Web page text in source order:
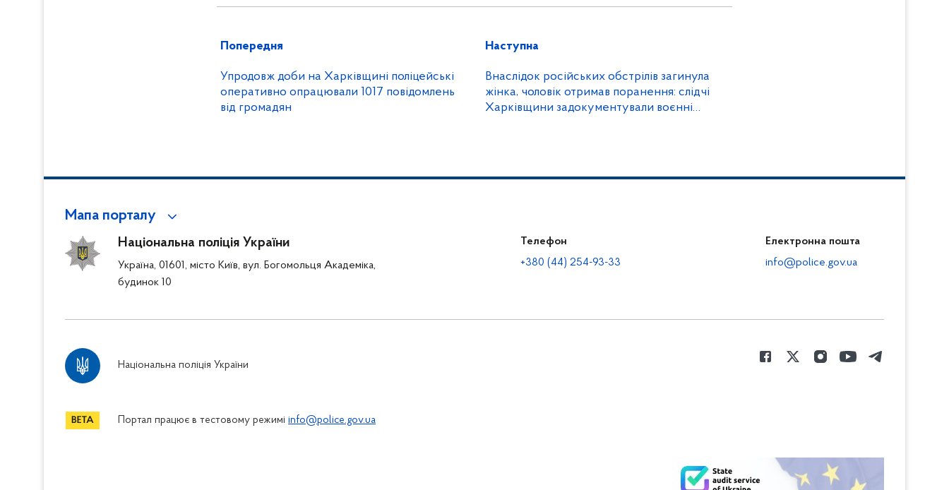
Попередня
Упродовж доби на Харківщині поліцейські
оперативно опрацювали 1017 повідомлень
від громадян
Наступна
Внаслідок російських обстрілів загинула
жінка, чоловік отримав поранення: слідчі
Харківщини задокументували воєнні
Мапа порталу
Національна поліція України
Україна, 01601, місто Київ, вул. Богомольця Академіка,
будинок 10
Телефон
+380 (44) 254-93-33
Електронна пошта
info@police.gov.ua
Національна поліція України
Портал працює в тестовому режимі info@police.gov.ua